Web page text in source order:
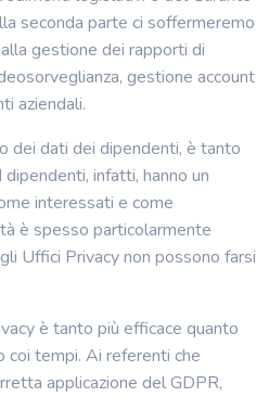
seconda parte ci soffermeremo
gestione dei rapporti di
gestione account
aziendali.
dei dati dei dipendenti, è tanto
infatti, hanno un
interessati e come
è spesso particolarmente
Uffici Privacy non possono farsi
è tanto più efficace quanto
coi tempi. Ai referenti che
applicazione del GDPR,